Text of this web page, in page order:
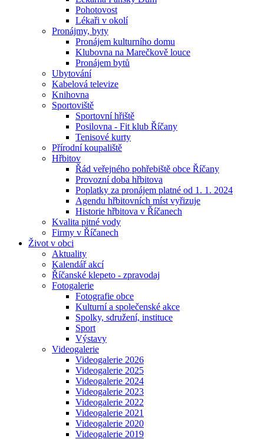
Pohotovost
Lékaři v okolí
Pronájmy, byty
Pronájem kulturního domu
Klubovna na Marečkově louce
Pronájem bytů
Ubytování
Kabelová televize
Knihovna
Sportoviště
Sportovní hřiště
Posilovna - Fit klub Říčany
Tenisové kurty
Přírodní koupaliště
Hřbitov
Řád veřejného pohřebiště obce Říčany
Provozní doba hřbitova
Poplatky za pronájem platné od 1. 1. 2024
Agendu hřbitovních míst vyřizuje
Historie hřbitova v Říčanech
Kvalita pitné vody
Firmy v Říčanech
Život v obci
Aktuality
Kalendář akcí
Říčanské klepeto - zpravodaj
Fotogalerie
Fotografie obce
Kulturní a společenské akce
Spolky, sdružení, instituce
Sport
Výstavy
Videogalerie
Videogalerie 2026
Videogalerie 2025
Videogalerie 2024
Videogalerie 2023
Videogalerie 2022
Videogalerie 2021
Videogalerie 2020
Videogalerie 2019